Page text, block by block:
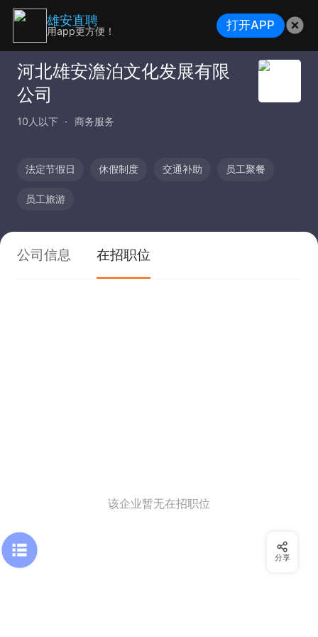
河北雄安澹泊文化发展有限
公司
10人以下 商务服务
法定节假日 休假制度 交通补助 员工聚餐
员工旅游
公司信息 在招职位
该企业暂无在招职位
分享
雄安直聘
用app更方便！ 打开APP